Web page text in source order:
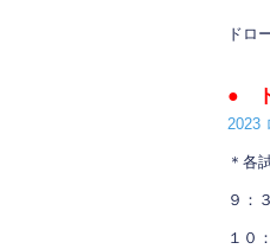
ドロ
●
2023
＊各
９：
１０